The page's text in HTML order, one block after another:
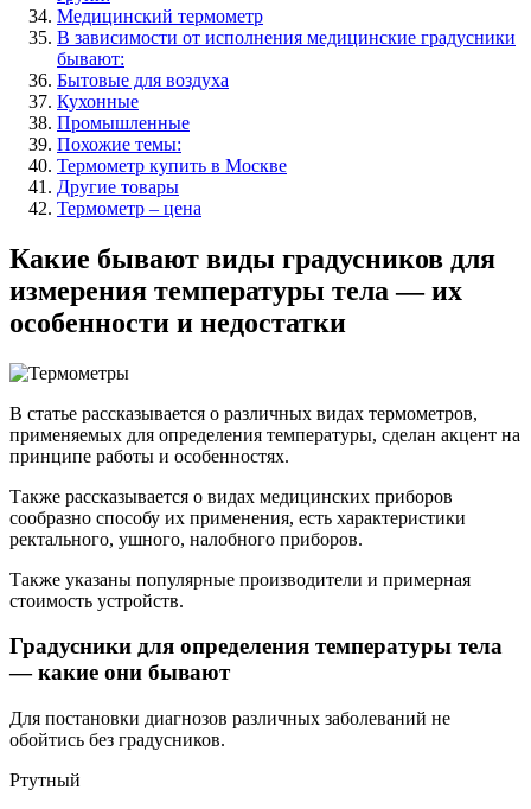
Медицинский термометр
В зависимости от исполнения медицинские градусники
бывают:
Бытовые для воздуха
Кухонные
Промышленные
Похожие темы:
Термометр купить в Москве
Другие товары
Термометр – цена
Какие бывают виды градусников для
измерения температуры тела — их
особенности и недостатки
В статье рассказывается о различных видах термометров,
применяемых для определения температуры, сделан акцент на
принципе работы и особенностях.
Также рассказывается о видах медицинских приборов
сообразно способу их применения, есть характеристики
ректального, ушного, налобного приборов.
Также указаны популярные производители и примерная
стоимость устройств.
Градусники для определения температуры тела
— какие они бывают
Для постановки диагнозов различных заболеваний не
обойтись без градусников.
Ртутный